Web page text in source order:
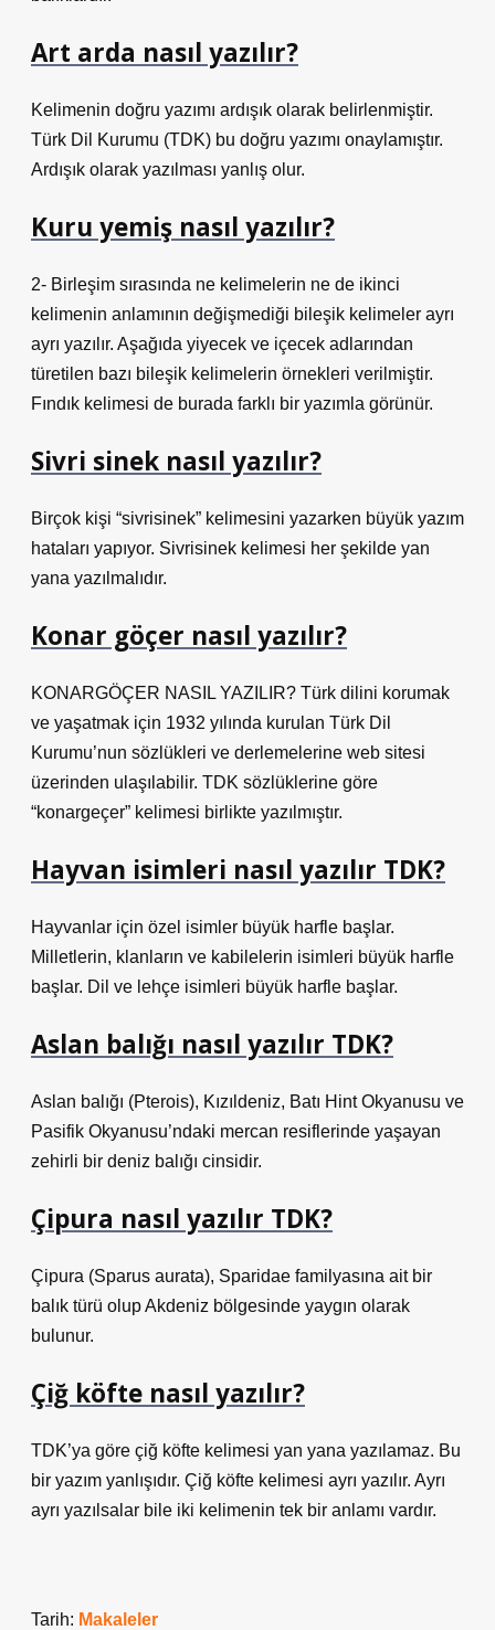
Art arda nasıl yazılır?
Kelimenin doğru yazımı ardışık olarak belirlenmiştir.
Türk Dil Kurumu (TDK) bu doğru yazımı onaylamıştır.
Ardışık olarak yazılması yanlış olur.
Kuru yemiş nasıl yazılır?
2- Birleşim sırasında ne kelimelerin ne de ikinci
kelimenin anlamının değişmediği bileşik kelimeler ayrı
ayrı yazılır. Aşağıda yiyecek ve içecek adlarından
türetilen bazı bileşik kelimelerin örnekleri verilmiştir.
Fındık kelimesi de burada farklı bir yazımla görünür.
Sivri sinek nasıl yazılır?
Birçok kişi “sivrisinek” kelimesini yazarken büyük yazım
hataları yapıyor. Sivrisinek kelimesi her şekilde yan
yana yazılmalıdır.
Konar göçer nasıl yazılır?
KONARGÖÇER NASIL YAZILIR? Türk dilini korumak
ve yaşatmak için 1932 yılında kurulan Türk Dil
Kurumu’nun sözlükleri ve derlemelerine web sitesi
üzerinden ulaşılabilir. TDK sözlüklerine göre
“konargeçer” kelimesi birlikte yazılmıştır.
Hayvan isimleri nasıl yazılır TDK?
Hayvanlar için özel isimler büyük harfle başlar.
Milletlerin, klanların ve kabilelerin isimleri büyük harfle
başlar. Dil ve lehçe isimleri büyük harfle başlar.
Aslan balığı nasıl yazılır TDK?
Aslan balığı (Pterois), Kızıldeniz, Batı Hint Okyanusu ve
Pasifik Okyanusu’ndaki mercan resiflerinde yaşayan
zehirli bir deniz balığı cinsidir.
Çipura nasıl yazılır TDK?
Çipura (Sparus aurata), Sparidae familyasına ait bir
balık türü olup Akdeniz bölgesinde yaygın olarak
bulunur.
Çiğ köfte nasıl yazılır?
TDK’ya göre çiğ köfte kelimesi yan yana yazılamaz. Bu
bir yazım yanlışıdır. Çiğ köfte kelimesi ayrı yazılır. Ayrı
ayrı yazılsalar bile iki kelimenin tek bir anlamı vardır.
Tarih: Makaleler